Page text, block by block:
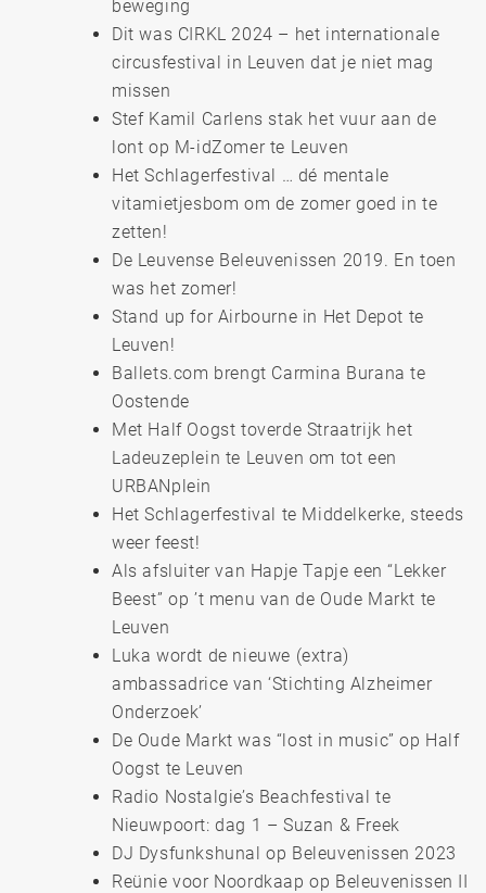
beweging
Dit was CIRKL 2024 – het internationale
circusfestival in Leuven dat je niet mag
missen
Stef Kamil Carlens stak het vuur aan de
lont op M-idZomer te Leuven
Het Schlagerfestival … dé mentale
vitamietjesbom om de zomer goed in te
zetten!
De Leuvense Beleuvenissen 2019. En toen
was het zomer!
Stand up for Airbourne in Het Depot te
Leuven!
Ballets.com brengt Carmina Burana te
Oostende
Met Half Oogst toverde Straatrijk het
Ladeuzeplein te Leuven om tot een
URBANplein
Het Schlagerfestival te Middelkerke, steeds
weer feest!
Als afsluiter van Hapje Tapje een “Lekker
Beest” op ’t menu van de Oude Markt te
Leuven
Luka wordt de nieuwe (extra)
ambassadrice van ‘Stichting Alzheimer
Onderzoek’
De Oude Markt was “lost in music” op Half
Oogst te Leuven
Radio Nostalgie’s Beachfestival te
Nieuwpoort: dag 1 – Suzan & Freek
DJ Dysfunkshunal op Beleuvenissen 2023
Reünie voor Noordkaap op Beleuvenissen II